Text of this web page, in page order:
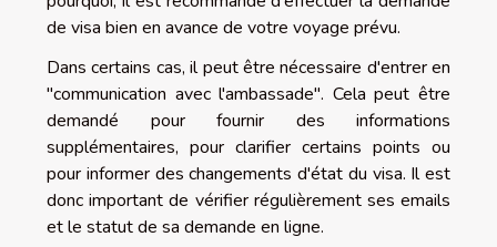
de visa bien en avance de votre voyage prévu.
Dans certains cas, il peut être nécessaire d'entrer en
"communication avec l'ambassade". Cela peut être
demandé pour fournir des informations
supplémentaires, pour clarifier certains points ou
pour informer des changements d'état du visa. Il est
donc important de vérifier régulièrement ses emails
et le statut de sa demande en ligne.